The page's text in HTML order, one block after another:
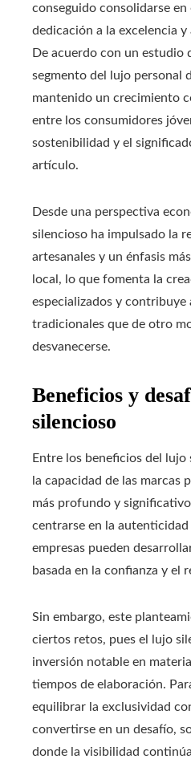
conseguido consolidarse en
dedicación a la excelencia
De acuerdo con un estudio
segmento del lujo personal
mantenido un crecimiento
entre los consumidores
sostenibilidad y el
artículo.
Desde una perspectiva
silencioso ha impulsado la
artesanales y un énfasis
local, lo que fomenta la
especializados y contribuye
tradicionales que de otro
desvanecerse.
Beneficios y
silencioso
Entre los beneficios del
la capacidad de las
más profundo y
centrarse en la autenticidad
empresas pueden
basada en la confianza y el
Sin embargo, este
ciertos retos, pues el lujo
inversión notable en
tiempos de elaboración.
equilibrar la exclusividad
convertirse en un desafío,
donde la visibilidad